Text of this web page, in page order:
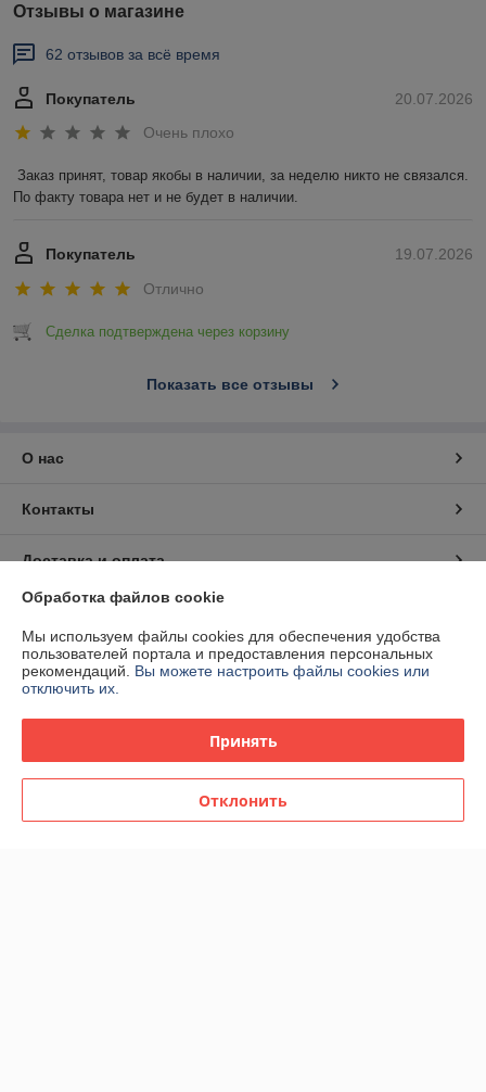
Отзывы о магазине
62 отзывов за всё время
20.07.2026
Покупатель
Очень плохо
Заказ принят, товар якобы в наличии, за неделю никто не связался.
По факту товара нет и не будет в наличии.
19.07.2026
Покупатель
Отлично
Сделка подтверждена через корзину
Показать все отзывы
О нас
Контакты
Доставка и оплата
График работы
Полная версия сайта
Сайт создан на платформе Deal.by
Обработка файлов cookie
Мы используем файлы cookies для обеспечения удобства
пользователей портала и предоставления персональных
рекомендаций. Вы можете настроить файлы cookies или
отключить их.
Принять
Отклонить